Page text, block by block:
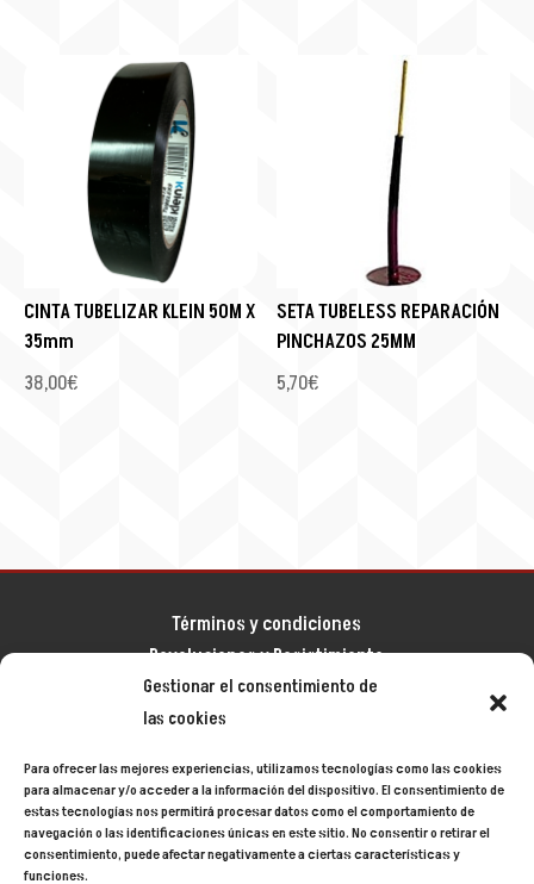
Gestionar el consentimiento de
las cookies
Para ofrecer las mejores experiencias, utilizamos tecnologías como las cookies
para almacenar y/o acceder a la información del dispositivo. El consentimiento de
estas tecnologías nos permitirá procesar datos como el comportamiento de
navegación o las identificaciones únicas en este sitio. No consentir o retirar el
consentimiento, puede afectar negativamente a ciertas características y
funciones.
CINTA TUBELIZAR KLEIN 50M X
35mm
38,00€
SETA TUBELESS REPARACIÓN
PINCHAZOS 25MM
5,70€
Términos y condiciones
Devoluciones y Desistimiento
Aviso legal
Política de privacidad
Mapa del sitio